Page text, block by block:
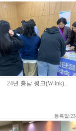
24년 충남 윙크(W-ink)..
등록일